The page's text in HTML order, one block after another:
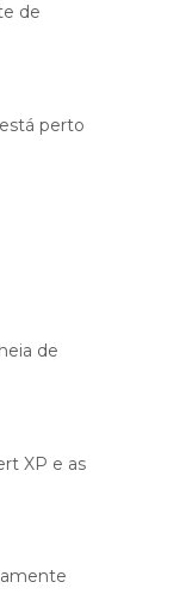
de
perto
de
XP e as